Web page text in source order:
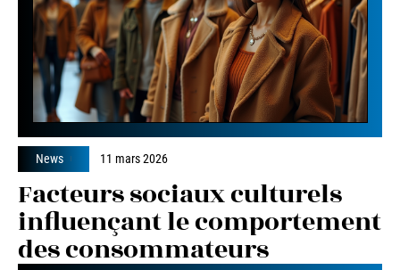
News 11 mars 2026
Facteurs sociaux culturels
influençant le comportement
des consommateurs